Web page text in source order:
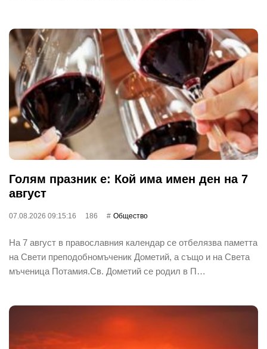
Голям празник е: Кой има имен ден на 7
август
07.08.2026 09:15:16 186 Общество
На 7 август в православния календар се отбелязва паметта
на Свети преподобномъченик Дометий, а също и на Света
мъченица Потамия.Св. Дометий се родил в П…